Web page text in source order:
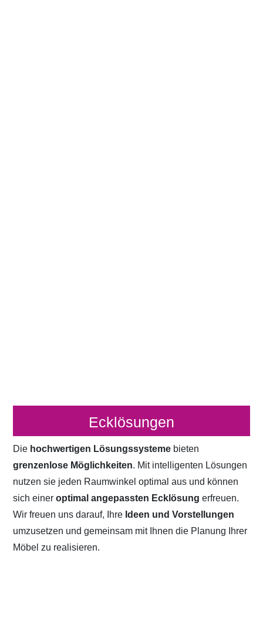
Ecklösungen
Die hochwertigen Lösungssysteme bieten
grenzenlose Möglichkeiten. Mit intelligenten Lösungen
nutzen sie jeden Raumwinkel optimal aus und können
sich eineroptimal angepassten Ecklösung erfreuen.
Wir freuen uns darauf, Ihre Ideen und Vorstellungen
umzusetzen und gemeinsam mit Ihnen die Planung Ihrer
Möbel zu realisieren.